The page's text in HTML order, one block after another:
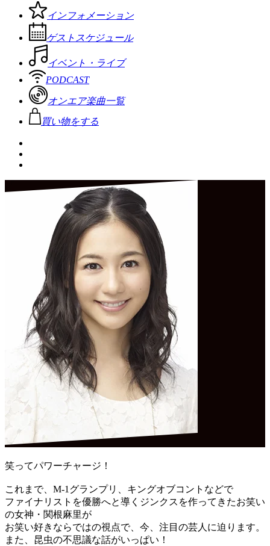
インフォメーション
ゲストスケジュール
イベント・ライブ
PODCAST
オンエア楽曲一覧
買い物をする
笑ってパワーチャージ！
これまで、M-1グランプリ、キングオブコントなどで
ファイナリストを優勝へと導くジンクスを作ってきたお笑い
の女神・関根麻里が
お笑い好きならではの視点で、今、注目の芸人に迫ります。
また、昆虫の不思議な話がいっぱい！